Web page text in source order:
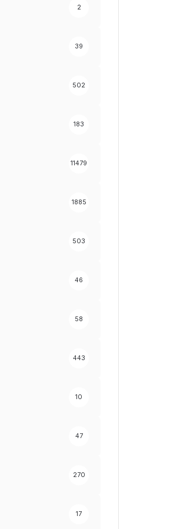
2
39
502
183
11479
1885
503
46
58
443
10
47
270
17